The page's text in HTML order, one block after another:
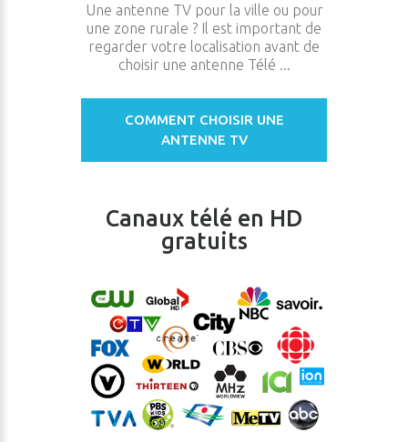
Une antenne TV pour la ville ou pour
une zone rurale ? Il est important de
regarder votre localisation avant de
choisir une antenne Télé ...
COMMENT CHOISIR UNE
ANTENNE TV
Canaux télé en HD
gratuits